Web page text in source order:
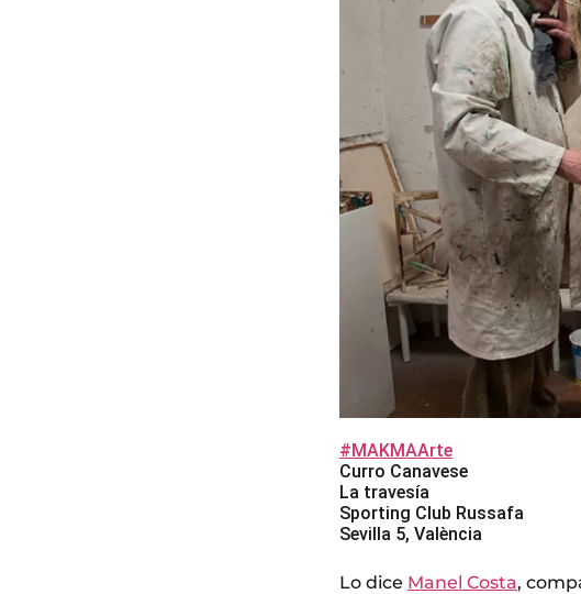
#MAKMAArte
Curro Canavese
La travesía
Sporting Club Russafa
Sevilla 5, València
Lo dice Manel Costa,